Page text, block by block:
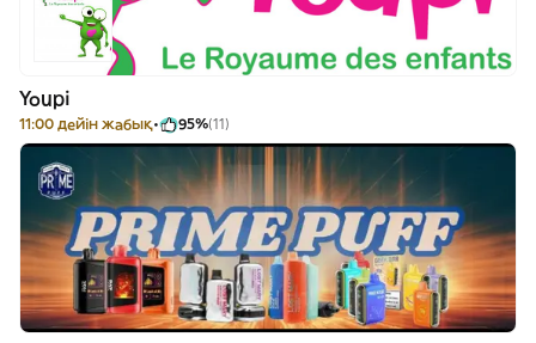
Youpi
11:00 дейін жабық 95%(11)